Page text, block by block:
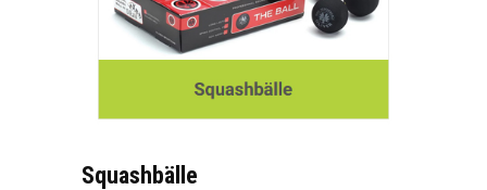
Squashbälle